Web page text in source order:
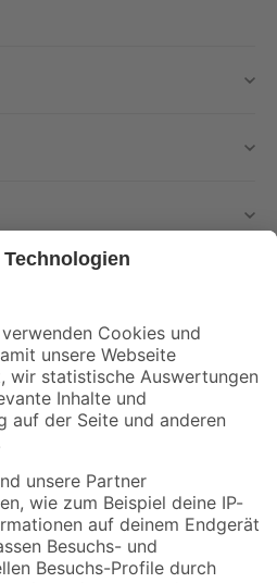
und Aktionen mehr verpassen!
Versandarten